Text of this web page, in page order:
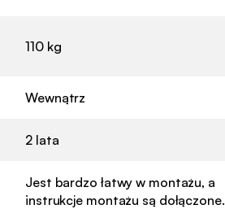
110 kg
Wewnątrz
2 lata
Jest bardzo łatwy w montażu, a
instrukcje montażu są dołączone.